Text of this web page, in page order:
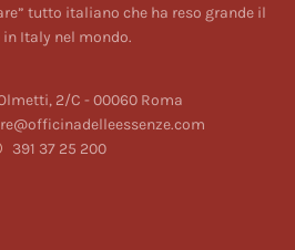
tutto italiano che ha reso grande il
in Italy nel mondo.
2/C - 00060 Roma
391 37 25 200